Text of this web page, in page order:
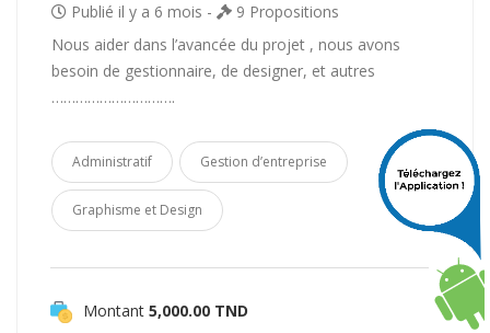
Publié il y a 6 mois -
9 Propositions
Nous aider dans l’avancée du projet , nous avons
besoin de gestionnaire, de designer, et autres
………………………….
Administratif Gestion d’entreprise
Graphisme et Design
Montant 5,000.00 TND